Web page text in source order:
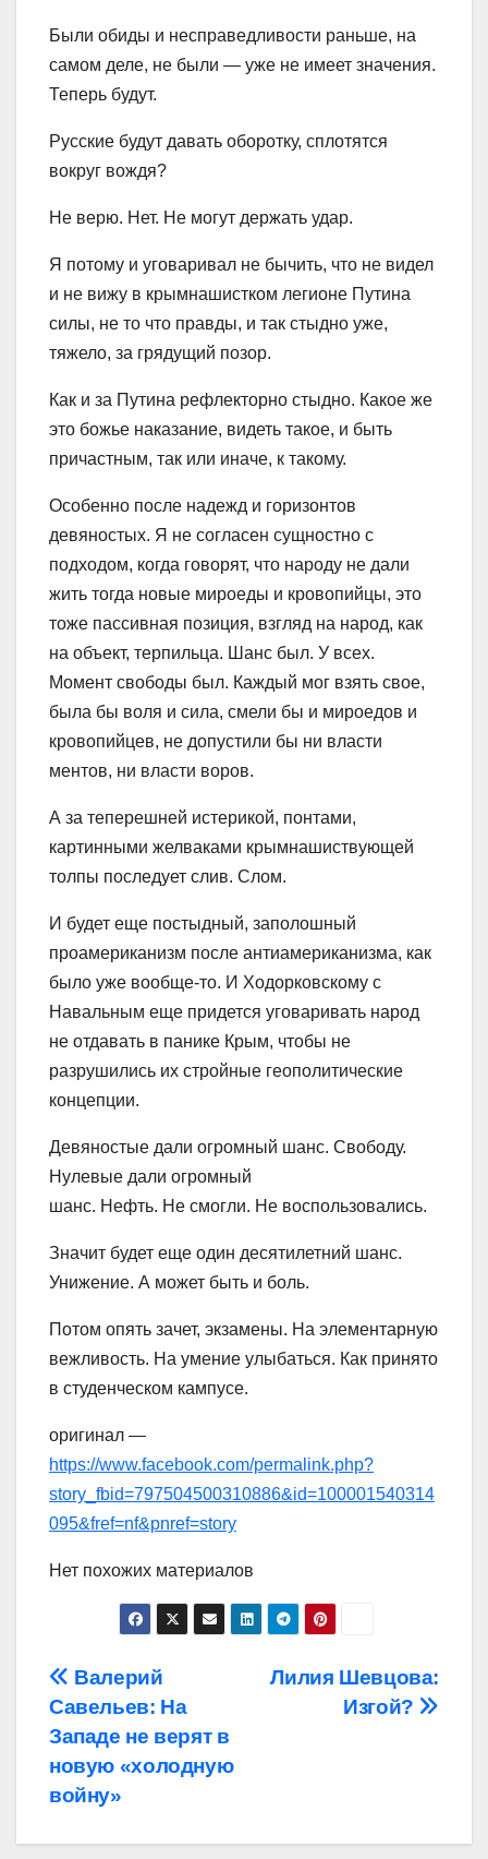
Были обиды и несправедливости раньше, на
самом деле, не были — уже не имеет значения.
Теперь будут.
Русские будут давать оборотку, сплотятся
вокруг вождя?
Не верю. Нет. Не могут держать удар.
Я потому и уговаривал не бычить, что не видел
и не вижу в крымнашистком легионе Путина
силы, не то что правды, и так стыдно уже,
тяжело, за грядущий позор.
Как и за Путина рефлекторно стыдно. Какое же
это божье наказание, видеть такое, и быть
причастным, так или иначе, к такому.
Особенно после надежд и горизонтов
девяностых. Я не согласен сущностно с
подходом, когда говорят, что народу не дали
жить тогда новые мироеды и кровопийцы, это
тоже пассивная позиция, взгляд на народ, как
на объект, терпильца. Шанс был. У всех.
Момент свободы был. Каждый мог взять свое,
была бы воля и сила, смели бы и мироедов и
кровопийцев, не допустили бы ни власти
ментов, ни власти воров.
А за теперешней истерикой, понтами,
картинными желваками крымнашиствующей
толпы последует слив. Слом.
И будет еще постыдный, заполошный
проамериканизм после антиамериканизма, как
было уже вообще-то. И Ходорковскому с
Навальным еще придется уговаривать народ
не отдавать в панике Крым, чтобы не
разрушились их стройные геополитические
концепции.
Девяностые дали огромный шанс. Свободу.
Нулевые дали огромный
шанс. Нефть. Не смогли. Не воспользовались.
Значит будет еще один десятилетний шанс.
Унижение. А может быть и боль.
Потом опять зачет, экзамены. На элементарную
вежливость. На умение улыбаться. Как принято
в студенческом кампусе.
оригинал —
https://www.facebook.com/permalink.php?
story_fbid=797504500310886&id=100001540314
095&fref=nf&pnref=story
Нет похожих материалов
Навигация
по
записям
Лилия Шевцова:
Изгой?
Валерий
Савельев: На
Западе не верят в
новую «холодную
войну»